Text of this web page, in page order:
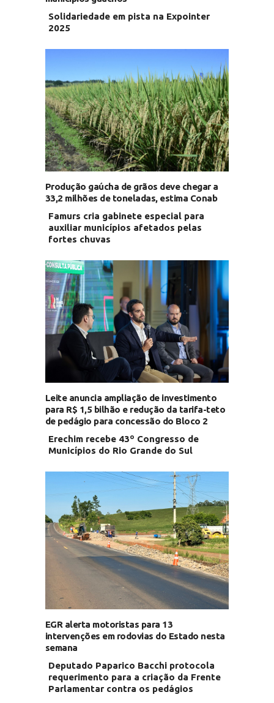
Solidariedade em pista na Expointer
2025
Produção gaúcha de grãos deve chegar a
33,2 milhões de toneladas, estima Conab
Famurs cria gabinete especial para
auxiliar municípios afetados pelas
fortes chuvas
Leite anuncia ampliação de investimento
para R$ 1,5 bilhão e redução da tarifa-teto
de pedágio para concessão do Bloco 2
Erechim recebe 43º Congresso de
Municípios do Rio Grande do Sul
EGR alerta motoristas para 13
intervenções em rodovias do Estado nesta
semana
Deputado Paparico Bacchi protocola
requerimento para a criação da Frente
Parlamentar contra os pedágios